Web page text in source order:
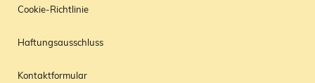
Cookie-Richtlinie
Haftungsausschluss
Kontaktformular